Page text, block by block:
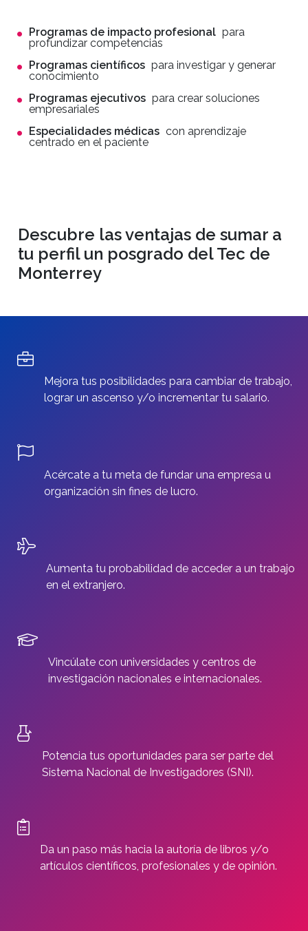
Programas de impacto profesional para
profundizar competencias
Programas científicos para investigar y generar
conocimiento
Programas ejecutivos para crear soluciones
empresariales
Especialidades médicas con aprendizaje
centrado en el paciente
Descubre las ventajas de sumar a
tu perfil un posgrado del Tec de
Monterrey
Mejora tus posibilidades para cambiar de trabajo,
lograr un ascenso y/o incrementar tu salario.
Acércate a tu meta de fundar una empresa u
organización sin fines de lucro.
Aumenta tu probabilidad de acceder a un trabajo
en el extranjero.
Vincúlate con universidades y centros de
investigación nacionales e internacionales.
Potencia tus oportunidades para ser parte del
Sistema Nacional de Investigadores (SNI).
Da un paso más hacia la autoría de libros y/o
artículos científicos, profesionales y de opinión.